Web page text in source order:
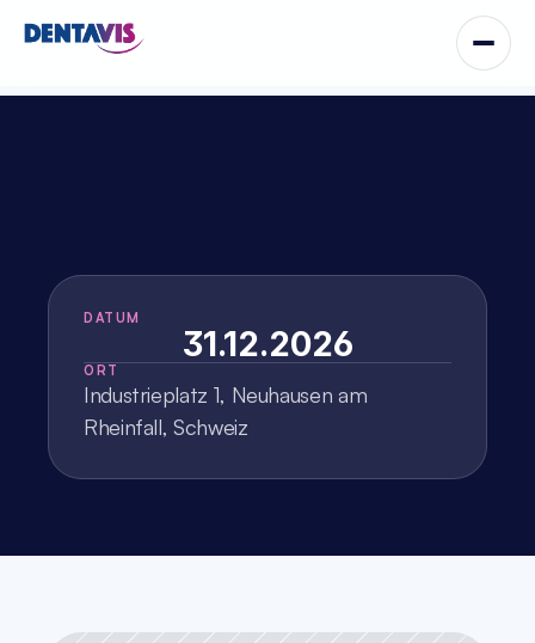
PRGF–ENDORET®
DATUM
31.12.2026
ORT
Industrieplatz 1, Neuhausen am
Rheinfall, Schweiz